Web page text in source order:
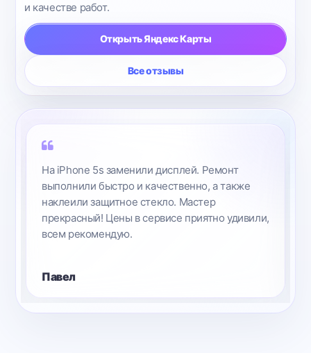
и качестве работ.
Открыть Яндекс Карты
Все отзывы
На iPhone 5s заменили дисплей. Ремонт
выполнили быстро и качественно, а также
наклеили защитное стекло. Мастер
прекрасный! Цены в сервисе приятно удивили,
всем рекомендую.
Павел